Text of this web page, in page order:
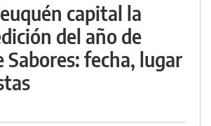
capital la
del año de
Sabores: fecha, lugar